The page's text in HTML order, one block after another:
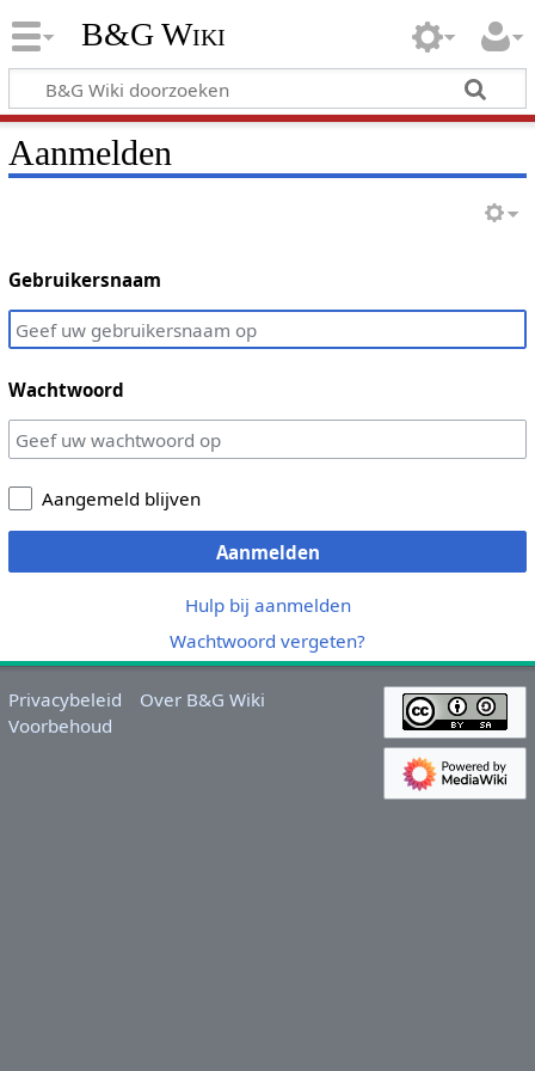
B&G Wiki
Aanmelden
Gebruikersnaam
Wachtwoord
Aangemeld blijven
Aanmelden
Hulp bij aanmelden
Wachtwoord vergeten?
Privacybeleid
Over B&G Wiki
Voorbehoud